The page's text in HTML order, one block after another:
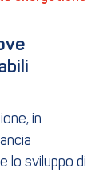
in
lo sviluppo di